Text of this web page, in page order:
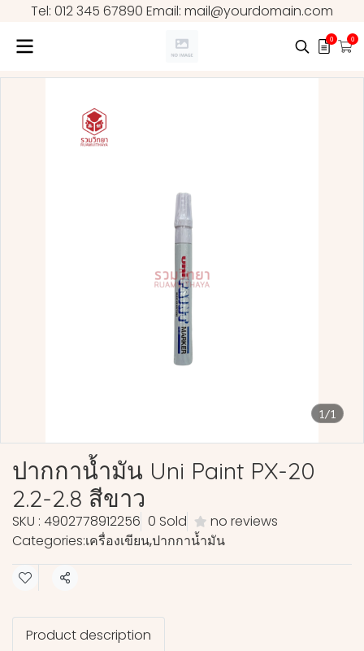
Tel: 012 345 67890 Email: mail@yourdomain.com
0 0
1/1
ปากกาน้ำมัน Uni Paint PX-20
2.2-2.8 สีขาว
SKU : 4902778912256 0 Sold
no reviews
Categories:เครื่องเขียน,ปากกาน้ำมัน
Share
Product description